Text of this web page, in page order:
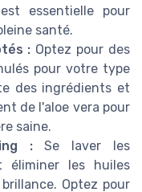
essentielle pour
santé.
: Optez pour des
pour votre type
des ingrédients et
de l'aloe vera pour
saine.
:Se laver les
éliminer les huiles
Optez pour